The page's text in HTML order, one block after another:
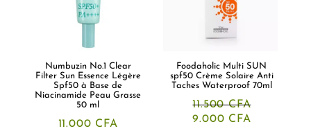
Numbuzin No.1 Clear
Filter Sun Essence Légère
Spf50 à Base de
Niacinamide Peau Grasse
50 ml
11.000 CFA
Foodaholic Multi SUN
spf50 Crème Solaire Anti
Taches Waterproof 70ml
11.500CFA
Le
9.000 CFA